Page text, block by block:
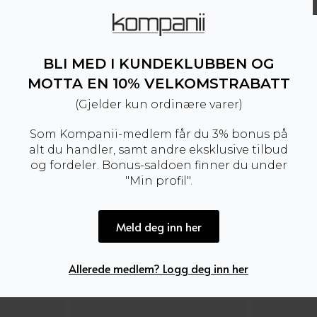
Core Cap Suede Black Core Cap
BLI MED I KUNDEKLUBBEN OG
MOTTA EN 10% VELKOMSTRABATT
(Gjelder kun ordinære varer)
Som Kompanii-medlem får du 3% bonus på
alt du handler, samt andre eksklusive tilbud
og fordeler. Bonus-saldoen finner du under
"Min profil".
Meld deg inn her
Allerede medlem? Logg deg inn her